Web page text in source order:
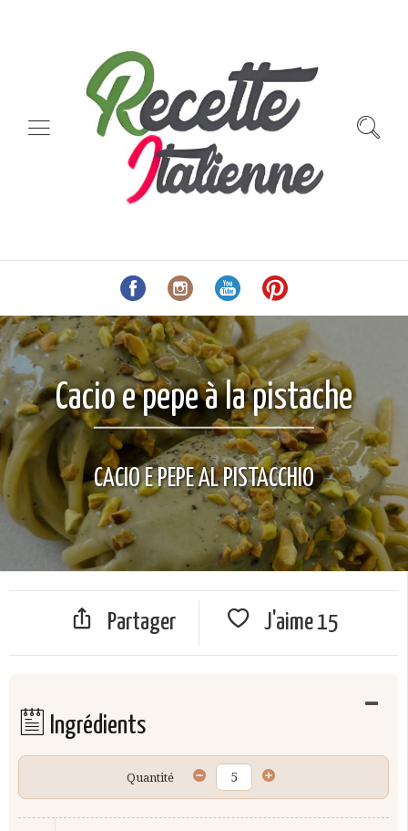
Cacio e pepe à la pistache
CACIO E PEPE AL PISTACCHIO
Partager J'aime15
Ingrédients
Quantité